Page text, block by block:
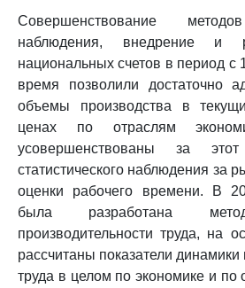
Совершенствование методов
наблюдения, внедрение и
национальных счетов в период с
время позволили достаточно
объемы производства в
ценах по отраслям
усовершенствованы за
статистического наблюдения за
оценки рабочего времени. В
была разработана
производительности труда, на
рассчитаны показатели динамики
труда в целом по экономике и по